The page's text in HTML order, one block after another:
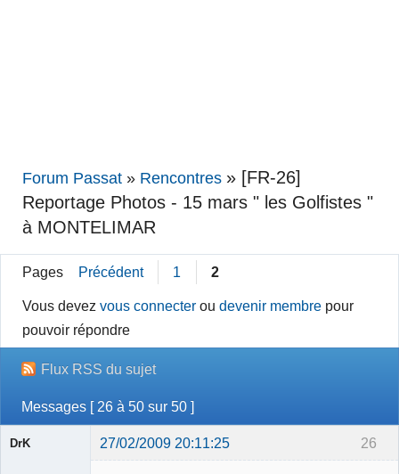
Forum Passat » Rencontres » [FR-26]
Reportage Photos - 15 mars " les Golfistes "
à MONTELIMAR
Pages Précédent 1 2
Vous devezvous connecter oudevenir membre pour
pouvoir répondre
Flux RSS du sujet
Messages [ 26 à 50 sur 50 ]
26
DrK 27/02/2009 20:11:25